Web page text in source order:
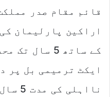
قائم مقام صدر
اراکین پارلیمان
کے ساتھ 5
ایکٹ ترمیمی بل پر
نااہلی کی مدت 5 سال سے زیادہ نہیں ہوگی۔